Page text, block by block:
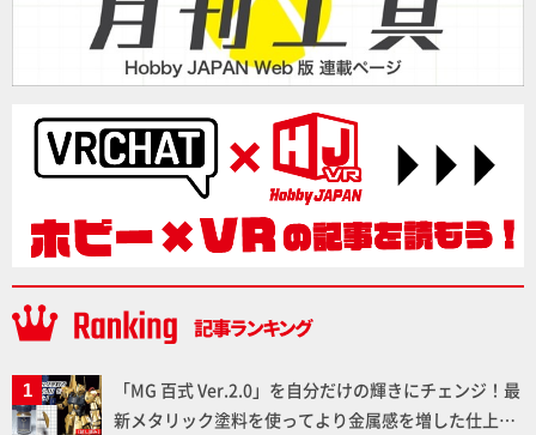
「MG 百式 Ver.2.0」を自分だけの輝きにチェンジ！最
新メタリック塗料を使ってより金属感を増した仕上が